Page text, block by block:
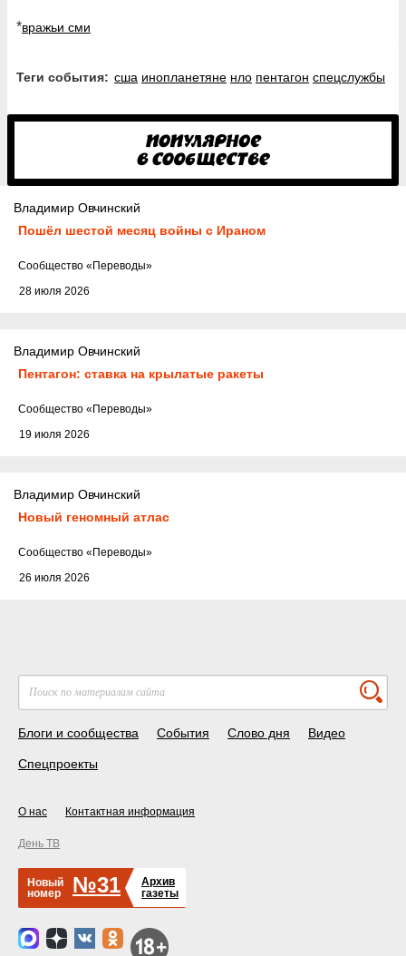
*вражьи сми
Теги события: сша инопланетяне нло пентагон спецслужбы
Владимир Овчинский
Пошёл шестой месяц войны с Ираном
28 июля 2026
Cообщество «Переводы»
Владимир Овчинский
Пентагон: ставка на крылатые ракеты
19 июля 2026
Cообщество «Переводы»
Владимир Овчинский
Новый геномный атлас
26 июля 2026
Cообщество «Переводы»
Блоги и сообщества События Слово дня Видео
Спецпроекты
О нас Контактная информация
День ТВ
Новый
номер
№31
Архив
газеты